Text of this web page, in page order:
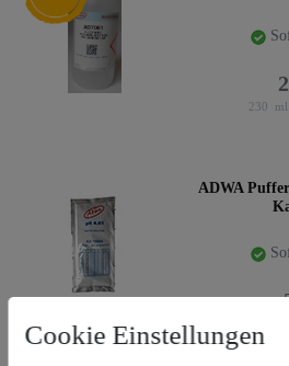
230 ml
ADWA
20
Cookie Einstellungen